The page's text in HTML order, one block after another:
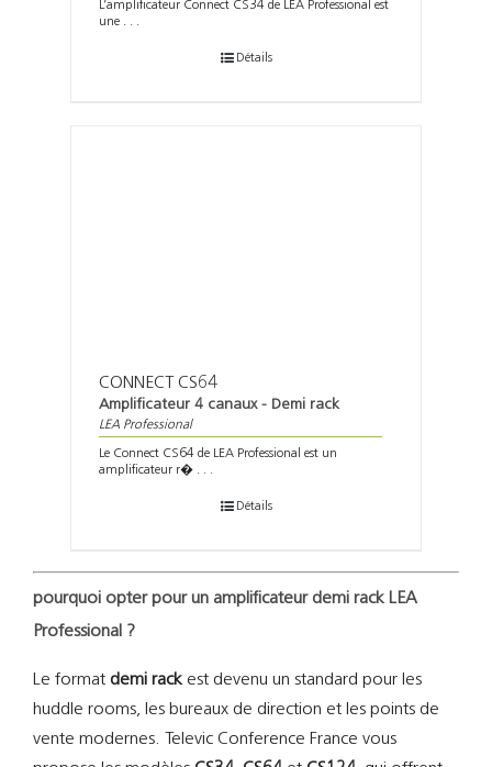
L’amplificateur Connect CS34 de LEA Professional est
une . . .
Détails
CONNECT CS64
Amplificateur 4 canaux - Demi rack
LEA Professional
Le Connect CS64 de LEA Professional est un
amplificateur r� . . .
Détails
pourquoi opter pour un amplificateur demi rack LEA
Professional ?
Le format demi rackest devenu un standard pour les
huddle rooms, les bureaux de direction et les points de
vente modernes. Televic Conference France vous